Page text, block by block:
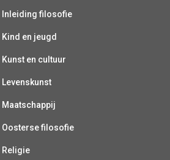
Inleiding filosofie
Kind en jeugd
Kunst en cultuur
Levenskunst
Maatschappij
Oosterse filosofie
Religie